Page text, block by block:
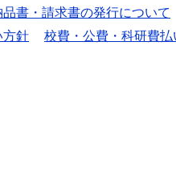
品書・請求書の発行について
方針 校費・公費・科研費